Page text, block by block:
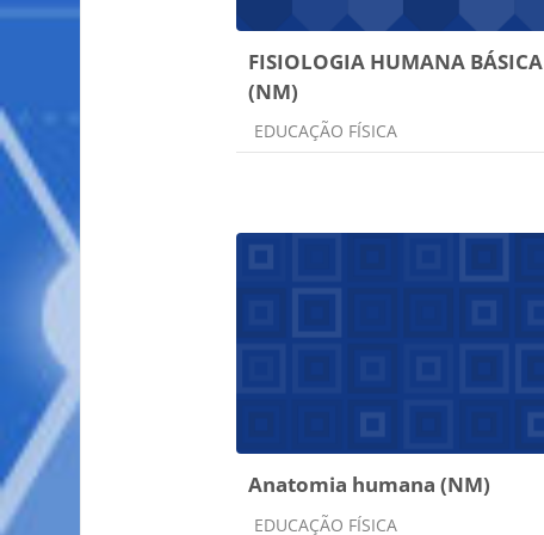
FISIOLOGIA HUMANA BÁSICA
(NM)
Categoria do curso
EDUCAÇÃO FÍSICA
Anatomia humana (NM)
Categoria do curso
EDUCAÇÃO FÍSICA